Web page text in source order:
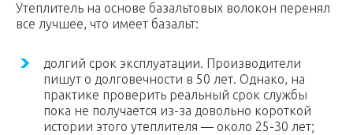
Утеплитель на основе базальтовых волокон перенял
все лучшее, что имеет базальт:
долгий срок эксплуатации. Производители
пишут о долговечности в 50 лет. Однако, на
практике проверить реальный срок службы
пока не получается из-за довольно короткой
истории этого утеплителя — около 25-30 лет;